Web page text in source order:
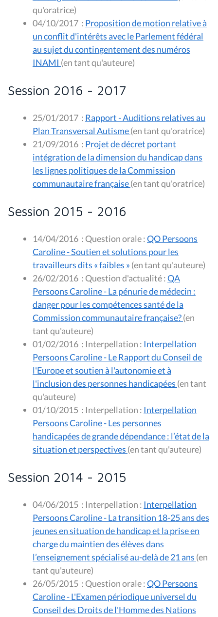
qu'oratrice)
04/10/2017 : Proposition de motion relative à
un conflit d'intérêts avec le Parlement fédéral
au sujet du contingentement des numéros
INAMI
(en tant qu'auteure)
Session 2016 - 2017
25/01/2017 : Rapport - Auditions relatives au
Plan Transversal Autisme
(en tant qu'oratrice)
21/09/2016 : Projet de décret portant
intégration de la dimension du handicap dans
les lignes politiques de la Commission
communautaire française
(en tant qu'oratrice)
Session 2015 - 2016
14/04/2016 : Question orale :QO Persoons
Caroline - Soutien et solutions pour les
travailleurs dits « faibles »
(en tant qu'auteure)
26/02/2016 : Question d'actualité :QA
Persoons Caroline - La pénurie de médecin :
danger pour les compétences santé de la
Commission communautaire française?(en
tant qu'auteure)
01/02/2016 : Interpellation : Interpellation
Persoons Caroline - Le Rapport du Conseil de
l'Europe et soutien à l'autonomie et à
l'inclusion des personnes handicapées (en tant
qu'auteure)
01/10/2015 : Interpellation : Interpellation
Persoons Caroline - Les personnes
handicapées de grande dépendance : l’état de la
situation et perspectives
(en tant qu'auteure)
Session 2014 - 2015
04/06/2015 : Interpellation : Interpellation
Persoons Caroline - La transition 18-25 ans des
jeunes en situation de handicap et la prise en
charge du maintien des élèves dans
l’enseignement spécialisé au-delà de 21 ans (en
tant qu'auteure)
26/05/2015 : Question orale :QO Persoons
Caroline - L'Examen périodique universel du
Conseil des Droits de l'Homme des Nations